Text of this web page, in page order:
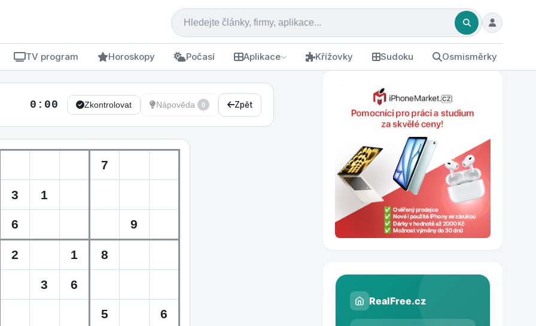
TV program Horoskopy Počasí Aplikace Křížovky Sudoku Osmisměrky
0:00 Zkontrolovat Nápověda 0 Zpět
RealFree.cz